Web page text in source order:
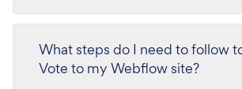
What steps do I need to follow
Vote to my Webflow site?